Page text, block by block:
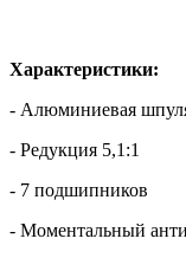
Характеристики:
- Алюминиевая
- Редукция 5,1:1
- 7 подшипников
- Моментальный